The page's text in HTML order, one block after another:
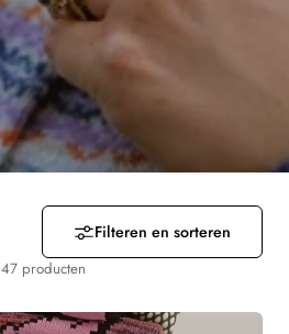
Filteren en sorteren
47 producten